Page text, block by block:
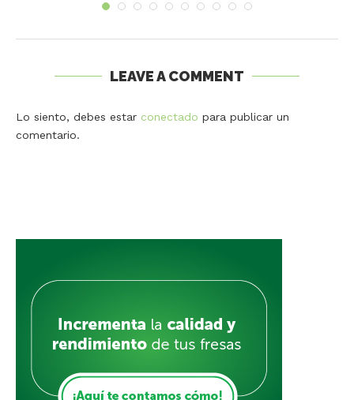
LEAVE A COMMENT
Lo siento, debes estar conectado para publicar un
comentario.